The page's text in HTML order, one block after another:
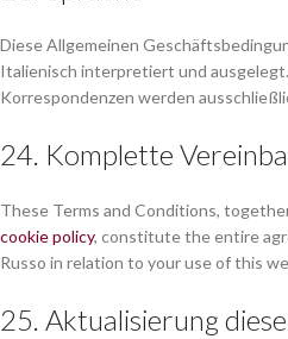
Diese Allgemeinen
Italienisch interpretiert und
Korrespondenzen werden
24. Komplette
These Terms and Conditions,
cookie policy, constitute the entire
Russo in relation to your use of this
25. Aktualisierung